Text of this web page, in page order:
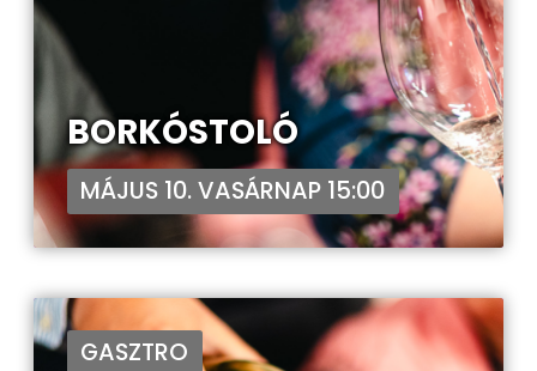
BORKÓSTOLÓ
MÁJUS 10. VASÁRNAP 15:00
GASZTRO